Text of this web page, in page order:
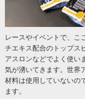
レースやイベントで、こ
チエキス配合のトップス
アスロンなどでよく使い
気が湧いてきます。世界
材料は使用していないの
ます。